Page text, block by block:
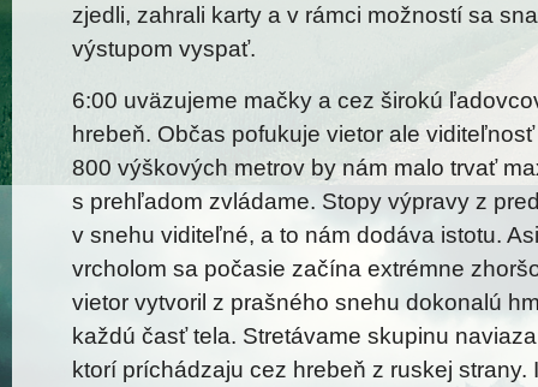
zjedli, zahrali karty a v rámci možností sa
výstupom vyspať.
6:00 uväzujeme mačky a cez širokú
hrebeň. Občas pofukuje vietor ale
800 výškových metrov by nám malo trvať
s prehľadom zvládame. Stopy výpravy z
v snehu viditeľné, a to nám dodáva istotu.
vrcholom sa počasie začína extrémne
vietor vytvoril z prašného snehu dokonalú
každú časť tela. Stretávame skupinu
ktorí príchádzaju cez hrebeň z ruskej